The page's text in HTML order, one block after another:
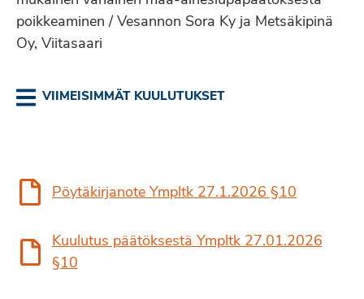
poikkeaminen / Vesannon Sora Ky ja Metsäkipinä
Oy, Viitasaari
VIIMEISIMMÄT KUULUTUKSET
Pöytäkirjanote Ympltk 27.1.2026 §10
Kuulutus päätöksestä Ympltk 27.01.2026
§10